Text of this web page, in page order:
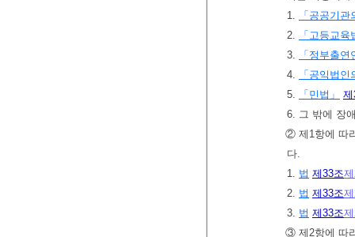
1.
「공공기
2.
「고등교육
3.
「정부출
4.
「공익법
5.
「민법」
6. 그 밖에 장
② 제1항에 따
다.
1. 법 제33조
2. 법 제33조
3. 법 제33조
③ 제2항에 따